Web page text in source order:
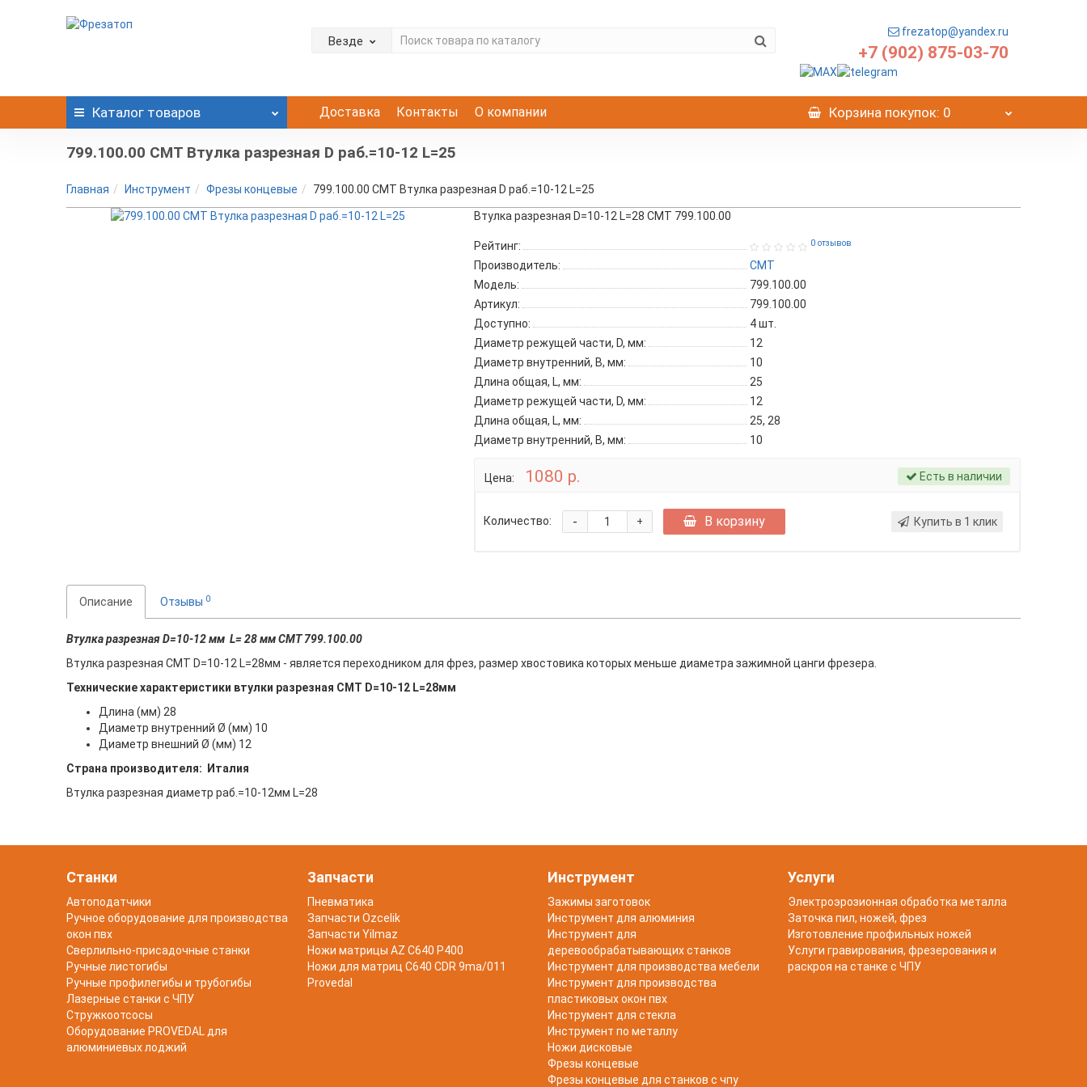
Везде
frezatop@yandex.ru
+7 (902) 875-03-70
Каталог товаров Доставка Контакты О компании Корзина покупок: 0
799.100.00 CMT Втулка разрезная D раб.=10-12 L=25
Главная Инструмент Фрезы концевые 799.100.00 CMT Втулка разрезная D раб.=10-12 L=25
Втулка разрезная D=10-12 L=28 CMT 799.100.00
Рейтинг: 0 отзывов
Производитель:
CMT
Модель:
799.100.00
Артикул:
799.100.00
Доступно:
4шт.
Диаметр режущей части, D, мм:
12
Диаметр внутренний, B, мм:
10
Длина общая, L, мм:
25
Диаметр режущей части, D, мм:
12
Длина общая, L, мм:
25, 28
Диаметр внутренний, B, мм:
10
Цена: 1080 р. Есть в наличии
Количество: +
- В корзину Купить в 1 клик
Описание Отзывы 0
Втулка разрезная D=10-12 мм L= 28 мм CMT 799.100.00
Втулка разрезная СМТ D=10-12 L=28мм - является переходником для фрез, размер хвостовика которых меньше диаметра зажимной цанги фрезера.
Технические характеристики втулки разрезная СМТ D=10-12 L=28мм
Длина (мм) 28
Диаметр внутренний Ø (мм) 10
Диаметр внешний Ø (мм) 12
Страна производителя: Италия
Втулка разрезная диаметр раб.=10-12мм L=28
Станки
Автоподатчики
Ручное оборудование для производства
окон пвх
Сверлильно-присадочные станки
Ручные листогибы
Ручные профилегибы и трубогибы
Лазерные станки с ЧПУ
Стружкоотсосы
Оборудование PROVEDAL для
алюминиевых лоджий
Запчасти
Пневматика
Запчасти Ozcelik
Запчасти Yilmaz
Ножи матрицы AZ C640 P400
Ножи для матриц C640 CDR 9ma/011
Provedal
Инструмент
Зажимы заготовок
Инструмент для алюминия
Инструмент для
деревообрабатывающих станков
Инструмент для производства мебели
Инструмент для производства
пластиковых окон пвх
Инструмент для стекла
Инструмент по металлу
Ножи дисковые
Фрезы концевые
Фрезы концевые для станков с чпу
Услуги
Электроэрозионная обработка металла
Заточка пил, ножей, фрез
Изготовление профильных ножей
Услуги гравирования, фрезерования и
раскроя на станке с ЧПУ